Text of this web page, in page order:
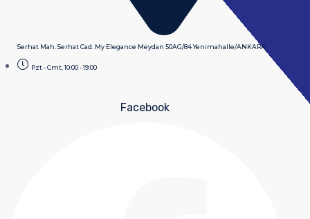
Serhat Mah. Serhat Cad. My Elegance Meydan 50AG/84 Yenimahalle/ANKARA
Pzt - Cmt, 10:00 - 19:00
Facebook